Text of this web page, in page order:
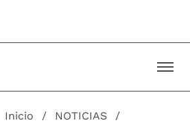
Inicio
NOTICIAS